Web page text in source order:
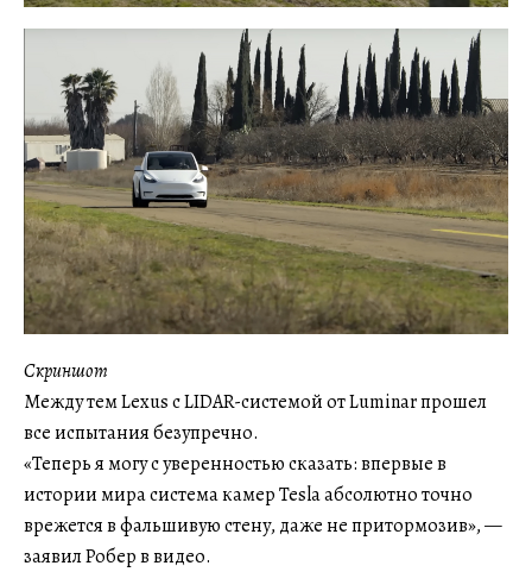
Скриншот
Между тем Lexus с LIDAR-системой от Luminar прошел
все испытания безупречно.
«Теперь я могу с уверенностью сказать: впервые в
истории мира система камер Tesla абсолютно точно
врежется в фальшивую стену, даже не притормозив», —
заявил Робер в видео.